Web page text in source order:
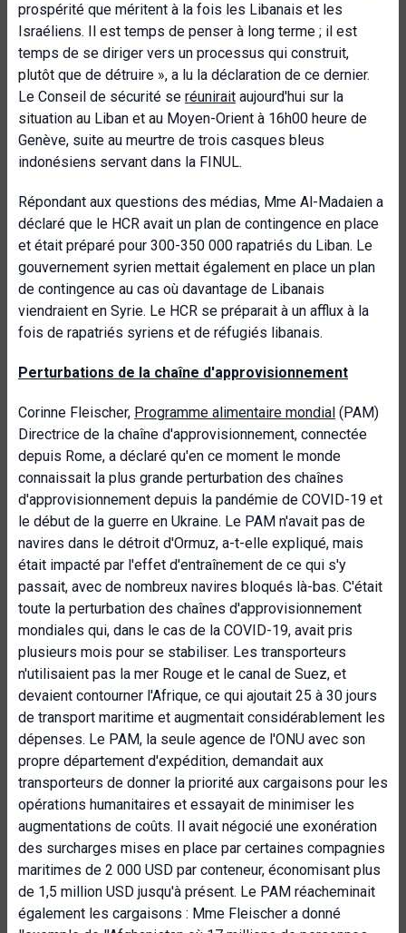
prospérité que méritent à la fois les Libanais et les
Israéliens. Il est temps de penser à long terme ; il est
temps de se diriger vers un processus qui construit,
plutôt que de détruire », a lu la déclaration de ce dernier.
Le Conseil de sécurité se réunirait aujourd'hui sur la
situation au Liban et au Moyen-Orient à 16h00 heure de
Genève, suite au meurtre de trois casques bleus
indonésiens servant dans la FINUL.
Répondant aux questions des médias, Mme Al-Madaien a
déclaré que le HCR avait un plan de contingence en place
et était préparé pour 300-350 000 rapatriés du Liban. Le
gouvernement syrien mettait également en place un plan
de contingence au cas où davantage de Libanais
viendraient en Syrie. Le HCR se préparait à un afflux à la
fois de rapatriés syriens et de réfugiés libanais.
Perturbations de la chaîne d'approvisionnement
Corinne Fleischer, Programme alimentaire mondial (PAM)
Directrice de la chaîne d'approvisionnement, connectée
depuis Rome, a déclaré qu'en ce moment le monde
connaissait la plus grande perturbation des chaînes
d'approvisionnement depuis la pandémie de COVID-19 et
le début de la guerre en Ukraine. Le PAM n'avait pas de
navires dans le détroit d'Ormuz, a-t-elle expliqué, mais
était impacté par l'effet d'entraînement de ce qui s'y
passait, avec de nombreux navires bloqués là-bas. C'était
toute la perturbation des chaînes d'approvisionnement
mondiales qui, dans le cas de la COVID-19, avait pris
plusieurs mois pour se stabiliser. Les transporteurs
n'utilisaient pas la mer Rouge et le canal de Suez, et
devaient contourner l'Afrique, ce qui ajoutait 25 à 30 jours
de transport maritime et augmentait considérablement les
dépenses. Le PAM, la seule agence de l'ONU avec son
propre département d'expédition, demandait aux
transporteurs de donner la priorité aux cargaisons pour les
opérations humanitaires et essayait de minimiser les
augmentations de coûts. Il avait négocié une exonération
des surcharges mises en place par certaines compagnies
maritimes de 2 000 USD par conteneur, économisant plus
de 1,5 million USD jusqu'à présent. Le PAM réacheminait
également les cargaisons : Mme Fleischer a donné